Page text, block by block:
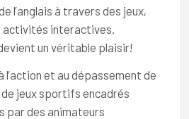
l’anglais à travers des jeux,
activités interactives.
un véritable plaisir!
l’action et au dépassement de
jeux sportifs encadrés
par des animateurs